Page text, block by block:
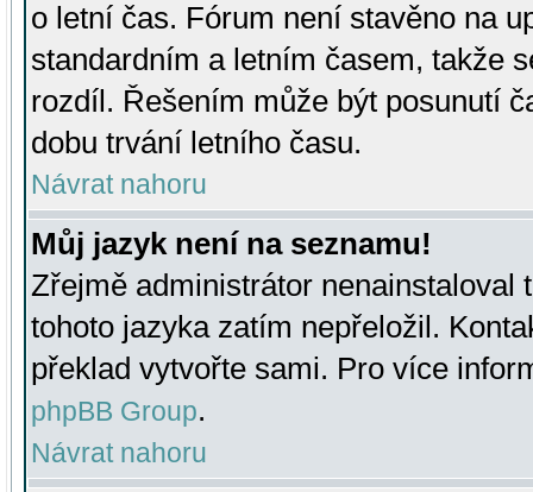
o letní čas. Fórum není stavěno na
standardním a letním časem, takže
rozdíl. Řešením může být posunutí
dobu trvání letního času.
Návrat nahoru
Můj jazyk není na seznamu!
Zřejmě administrátor nenainstaloval
tohoto jazyka zatím nepřeložil.
překlad vytvořte sami. Pro více
phpBB Group.
Návrat nahoru